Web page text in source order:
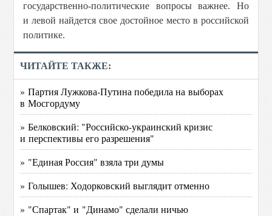
государственно-политические вопросы важнее. Но
и левой найдется свое достойное место в российской
политике.
ЧИТАЙТЕ ТАКЖЕ:
» Партия Лужкова-Путина победила на выборах
в Мосгордуму
» Белковский: "Российско-украинский кризис
и перспективы его разрешения"
» "Единая Россия" взяла три думы
» Голышев: Ходорковский выглядит отменно
» "Спартак" и "Динамо" сделали ничью